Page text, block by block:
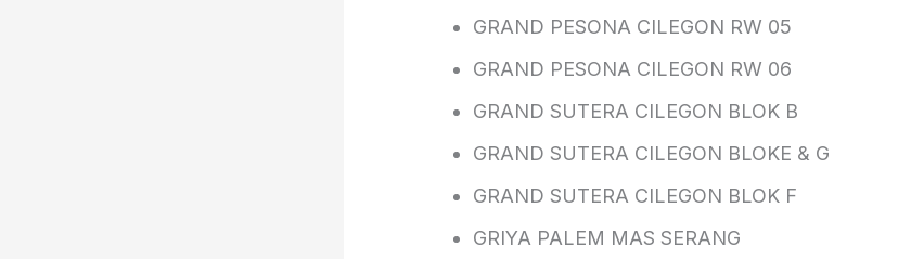
GRAND PESONA CILEGON RW 05
GRAND PESONA CILEGON RW 06
GRAND SUTERA CILEGON BLOK B
GRAND SUTERA CILEGON BLOKE & G
GRAND SUTERA CILEGON BLOK F
GRIYA PALEM MAS SERANG